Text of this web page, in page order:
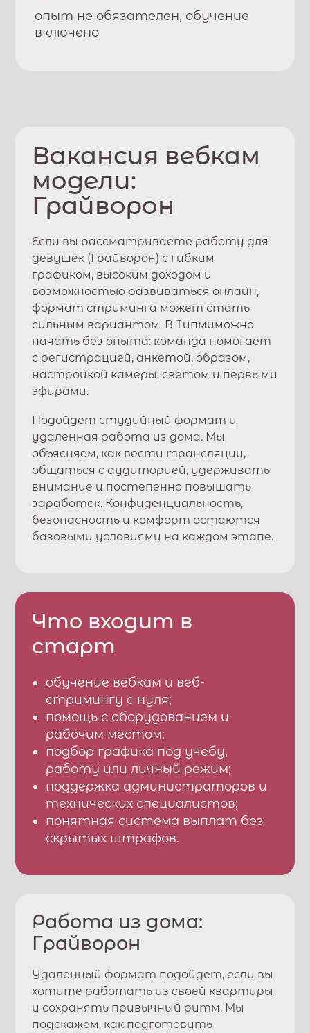
опыт не обязателен, обучение
включено
Вакансия вебкам
модели:
Грайворон
Если вы рассматриваете работу для
девушек (Грайворон) с гибким
графиком, высоким доходом и
возможностью развиваться онлайн,
формат стриминга может стать
сильным вариантом. ВТипмиможно
начать без опыта: команда помогает
с регистрацией, анкетой, образом,
настройкой камеры, светом и первыми
эфирами.
Подойдет студийный формат и
удаленная работа из дома. Мы
объясняем, как вести трансляции,
общаться с аудиторией, удерживать
внимание и постепенно повышать
заработок. Конфиденциальность,
безопасность и комфорт остаются
базовыми условиями на каждом этапе.
Что входит в
старт
обучение вебкам и веб-
стримингу с нуля;
помощь с оборудованием и
рабочим местом;
подбор графика под учебу,
работу или личный режим;
поддержка администраторов и
технических специалистов;
понятная система выплат без
скрытых штрафов.
Работа из дома:
Грайворон
Удаленный формат подойдет, если вы
хотите работать из своей квартиры
и сохранять привычный ритм. Мы
подскажем, как подготовить